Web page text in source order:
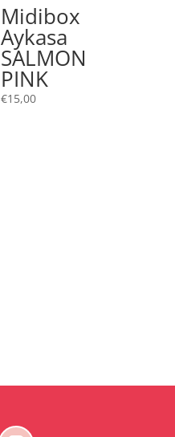
Midibox
Aykasa
SALMON
PINK
€15,00